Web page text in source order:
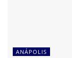
ANÁPOLIS